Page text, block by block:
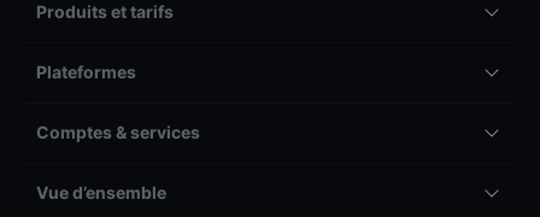
Produits et tarifs
Plateformes
Comptes & services
Vue d’ensemble